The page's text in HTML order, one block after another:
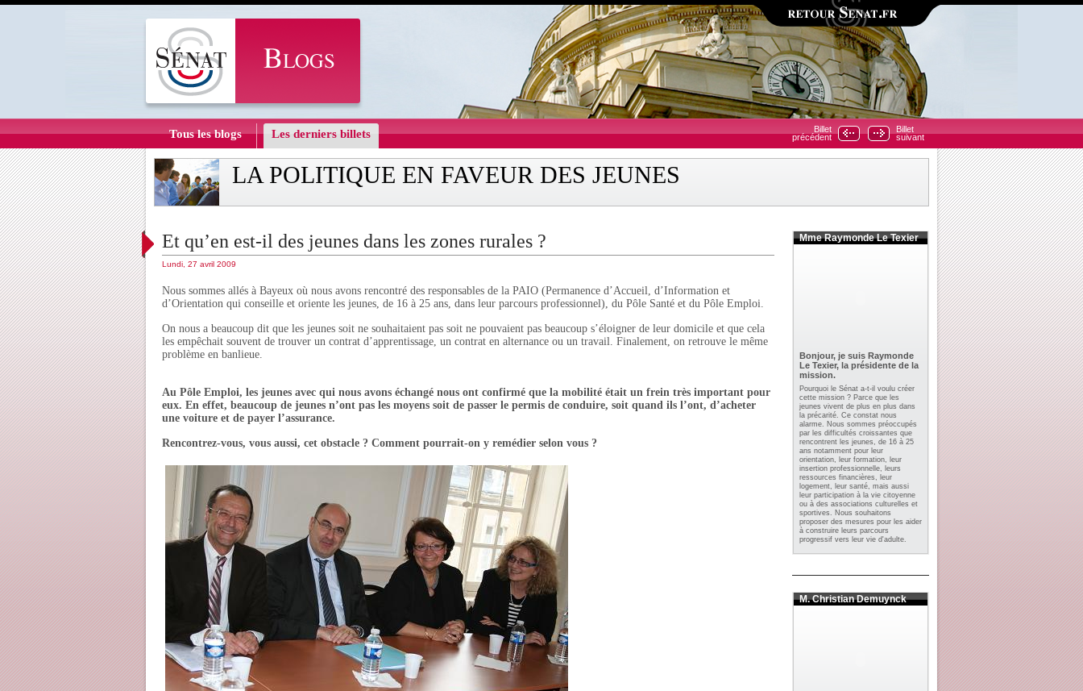
Tous les blogs Les derniers billets
Billet
suivant
Billet
précédent
LA POLITIQUE EN FAVEUR DES JEUNES
Et qu’en est-il des jeunes dans les zones rurales ?
Lundi, 27 avril 2009
Nous sommes allés à Bayeux où nous avons rencontré des responsables de la PAIO (Permanence d’Accueil, d’Information et
d’Orientation qui conseille et oriente les jeunes, de 16 à 25 ans, dans leur parcours professionnel), du Pôle Santé et du Pôle Emploi.
On nous a beaucoup dit que les jeunes soit ne souhaitaient pas soit ne pouvaient pas beaucoup s’éloigner de leur domicile et que cela
les empêchait souvent de trouver un contrat d’apprentissage, un contrat en alternance ou un travail. Finalement, on retrouve le même
problème en banlieue.
Au Pôle Emploi, les jeunes avec qui nous avons échangé nous ont confirmé que la mobilité était un frein très important pour
eux. En effet, beaucoup de jeunes n’ont pas les moyens soit de passer le permis de conduire, soit quand ils l’ont, d’acheter
une voiture et de payer l’assurance.
Rencontrez-vous, vous aussi, cet obstacle ? Comment pourrait-on y remédier selon vous ?
Mme Raymonde Le Texier
Bonjour, je suis Raymonde
Le Texier, la présidente de la
mission.
Pourquoi le Sénat a-t-il voulu créer
cette mission ? Parce que les
jeunes vivent de plus en plus dans
la précarité. Ce constat nous
alarme. Nous sommes préoccupés
par les difficultés croissantes que
rencontrent les jeunes, de 16 à 25
ans notamment pour leur
orientation, leur formation, leur
insertion professionnelle, leurs
ressources financières, leur
logement, leur santé, mais aussi
leur participation à la vie citoyenne
ou à des associations culturelles et
sportives. Nous souhaitons
proposer des mesures pour les aider
à construire leurs parcours
progressif vers leur vie d'adulte.
M. Christian Demuynck